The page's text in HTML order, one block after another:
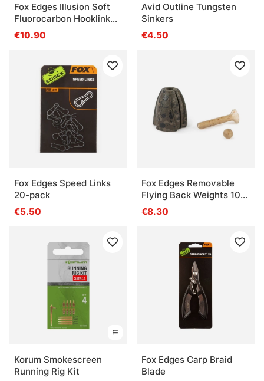
Fox Edges Illusion Soft
Fluorocarbon Hooklink
30m
€10.90
Avid Outline Tungsten
Sinkers
€4.50
Fox Edges Speed Links
20-pack
€5.50
Fox Edges Removable
Flying Back Weights 10g
5-pack
€8.30
Korum Smokescreen
Running Rig Kit
Fox Edges Carp Braid
Blade